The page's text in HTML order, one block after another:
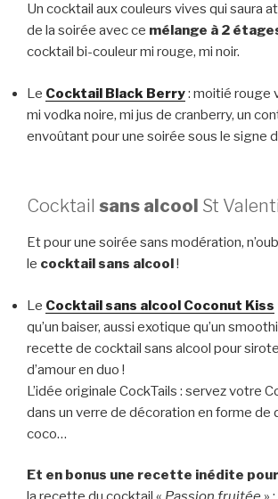
Un cocktail aux couleurs vives qui saura
de la soirée avec ce mélange à 2
cocktail bi-couleur mi rouge, mi noir.
Le Cocktail Black Berry: moitié rouge
mi vodka noire, mi jus de cranberry, un
envoûtant pour une soirée sous le signe
Cocktail sans alcool St
Et pour une soirée sans modération,
le cocktail sans alcool!
Le Cocktail sans alcool Coconut Kiss
qu’un baiser, aussi exotique qu’un
recette de cocktail sans alcool pour
d’amour en duo !
L’idée originale CockTails : servez votre
dans un verre de décoration en forme de
coco…
Et en bonus une recette inédite